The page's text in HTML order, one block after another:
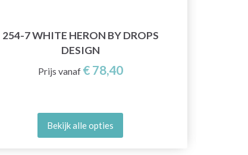
254-7 WHITE HERON BY DROPS
DESIGN
Prijs vanaf € 78,40
Bekijk alle opties